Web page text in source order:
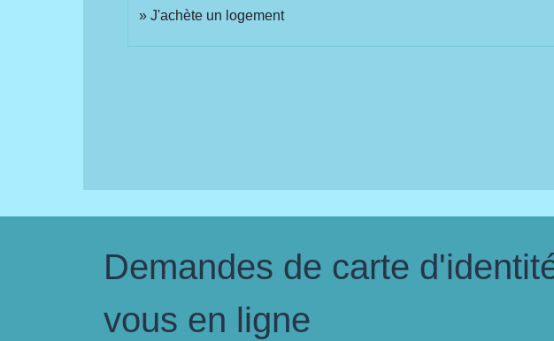
J'achète un logement
Demandes de carte
vous en ligne